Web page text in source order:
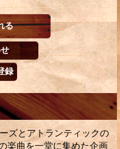
ズとアトランティックの
楽曲を一堂に集めた企画